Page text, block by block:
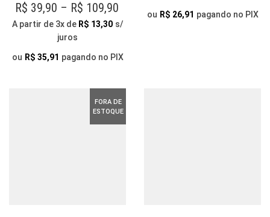
OPÇÕES
PODEM
ESCOLHIDAS
PRODUTO
R$ 39,90 – R$ 109,90
RANGE:
THROUGH
A partir de 3x de R$ 13,30 s/
juros
ou R$ 35,91 pagando no PIX
ou R$ 26,91 pagando no PIX
FORA DE
ESTOQUE